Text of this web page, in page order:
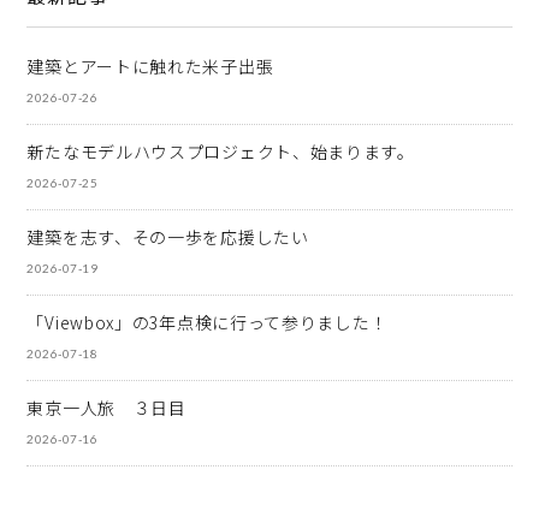
建築とアートに触れた米子出張
2026-07-26
新たなモデルハウスプロジェクト、始まります。
2026-07-25
建築を志す、その一歩を応援したい
2026-07-19
「Viewbox」の3年点検に行って参りました！
2026-07-18
東京一人旅 ３日目
2026-07-16